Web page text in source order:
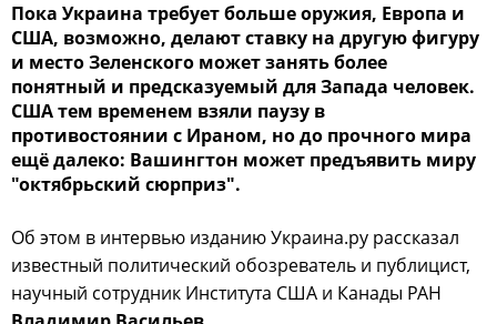
Пока Украина требует больше оружия, Европа и
США, возможно, делают ставку на другую фигуру
и место Зеленского может занять более
понятный и предсказуемый для Запада человек.
США тем временем взяли паузу в
противостоянии с Ираном, но до прочного мира
ещё далеко: Вашингтон может предъявить миру
"октябрьский сюрприз".
Об этом в интервью изданию Украина.ру рассказал
известный политический обозреватель и публицист,
научный сотрудник Института США и Канады РАН